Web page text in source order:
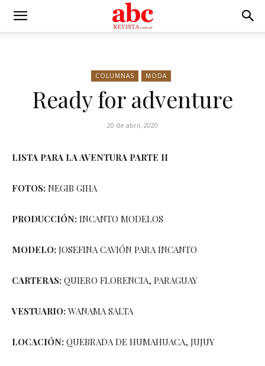
COLUMNAS MODA
Ready for adventure
20 de abril, 2020
LISTA PARA LA AVENTURA PARTE II
FOTOS: NEGIB GIHA
PRODUCCIÓN: INCANTO MODELOS
MODELO: JOSEFINA CAVIÓN PARA INCANTO
CARTERAS: QUIERO FLORENCIA, PARAGUAY
VESTUARIO: WANAMA SALTA
LOCACIÓN: QUEBRADA DE HUMAHUACA, JUJUY